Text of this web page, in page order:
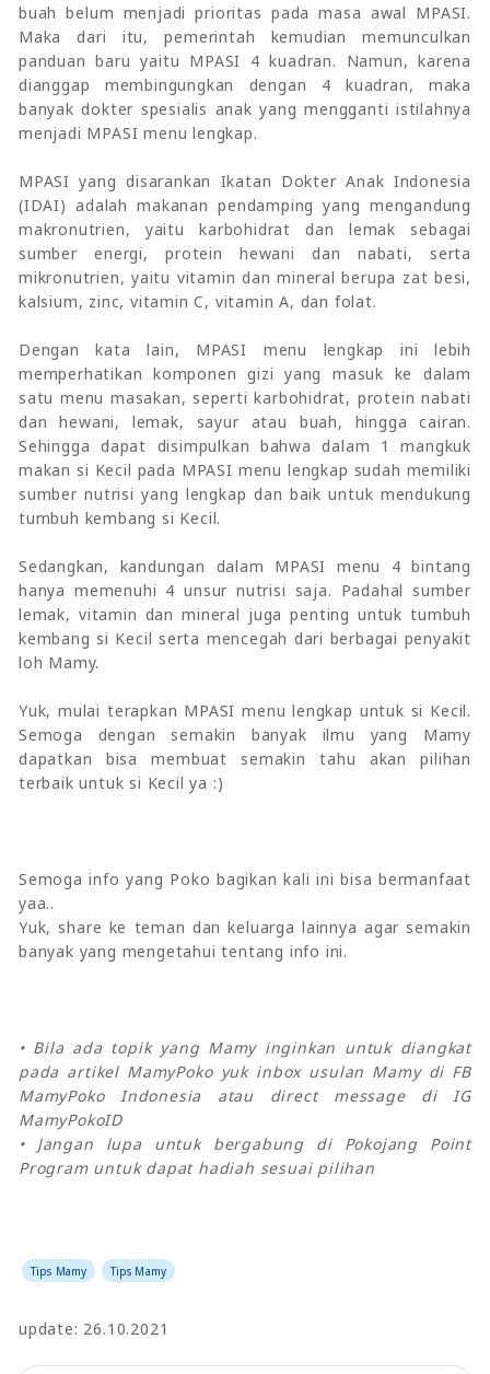
buah belum menjadi prioritas pada masa awal MPASI.
Maka dari itu, pemerintah kemudian memunculkan
panduan baru yaitu MPASI 4 kuadran. Namun, karena
dianggap membingungkan dengan 4 kuadran, maka
banyak dokter spesialis anak yang mengganti istilahnya
menjadi MPASI menu lengkap.
MPASI yang disarankan Ikatan Dokter Anak Indonesia
(IDAI) adalah makanan pendamping yang mengandung
makronutrien, yaitu karbohidrat dan lemak sebagai
sumber energi, protein hewani dan nabati, serta
mikronutrien, yaitu vitamin dan mineral berupa zat besi,
kalsium, zinc, vitamin C, vitamin A, dan folat.
Dengan kata lain, MPASI menu lengkap ini lebih
memperhatikan komponen gizi yang masuk ke dalam
satu menu masakan, seperti karbohidrat, protein nabati
dan hewani, lemak, sayur atau buah, hingga cairan.
Sehingga dapat disimpulkan bahwa dalam 1 mangkuk
makan si Kecil pada MPASI menu lengkap sudah memiliki
sumber nutrisi yang lengkap dan baik untuk mendukung
tumbuh kembang si Kecil.
Sedangkan, kandungan dalam MPASI menu 4 bintang
hanya memenuhi 4 unsur nutrisi saja. Padahal sumber
lemak, vitamin dan mineral juga penting untuk tumbuh
kembang si Kecil serta mencegah dari berbagai penyakit
loh Mamy.
Yuk, mulai terapkan MPASI menu lengkap untuk si Kecil.
Semoga dengan semakin banyak ilmu yang Mamy
dapatkan bisa membuat semakin tahu akan pilihan
terbaik untuk si Kecil ya :)
Semoga info yang Poko bagikan kali ini bisa bermanfaat
yaa..
Yuk, share ke teman dan keluarga lainnya agar semakin
banyak yang mengetahui tentang info ini.
• Bila ada topik yang Mamy inginkan untuk diangkat
pada artikel MamyPoko yuk inbox usulan Mamy di FB
MamyPoko Indonesia atau direct message di IG
MamyPokoID
• Jangan lupa untuk bergabung di Pokojang Point
Program untuk dapat hadiah sesuai pilihan
Tips Mamy Tips Mamy
update: 26.10.2021